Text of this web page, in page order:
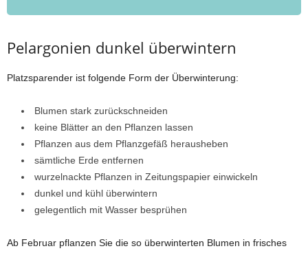
Pelargonien dunkel überwintern
Platzsparender ist folgende Form der Überwinterung:
Blumen stark zurückschneiden
keine Blätter an den Pflanzen lassen
Pflanzen aus dem Pflanzgefäß herausheben
sämtliche Erde entfernen
wurzelnackte Pflanzen in Zeitungspapier einwickeln
dunkel und kühl überwintern
gelegentlich mit Wasser besprühen
Ab Februar pflanzen Sie die so überwinterten Blumen in frisches